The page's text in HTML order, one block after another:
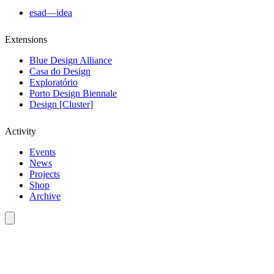
esad—idea
Extensions
Blue Design Alliance
Casa do Design
Exploratório
Porto Design Biennale
Design [Cluster]
Activity
Events
News
Projects
Shop
Archive